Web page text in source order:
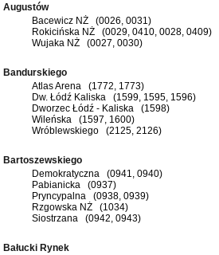
Augustów
Bacewicz NŻ (0026, 0031)
Rokicińska NŻ (0029, 0410, 0028, 0409)
Wujaka NŻ (0027, 0030)
Bandurskiego
Atlas Arena (1772, 1773)
Dw. Łódź Kaliska (1599, 1595, 1596)
Dworzec Łódź - Kaliska (1598)
Wileńska (1597, 1600)
Wróblewskiego (2125, 2126)
Bartoszewskiego
Demokratyczna (0941, 0940)
Pabianicka (0937)
Pryncypalna (0938, 0939)
Rzgowska NŻ (1034)
Siostrzana (0942, 0943)
Bałucki Rynek